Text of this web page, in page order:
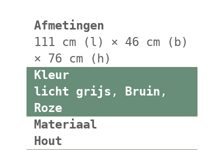
Afmetingen
111 cm (l) × 46 cm (b)
× 76 cm (h)
Kleur
licht grijs , Bruin ,
Roze
Materiaal
Hout